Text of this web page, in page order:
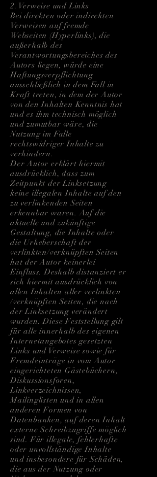
2. Verweise und Links
Bei direkten oder indirekten
Verweisen auf fremde
Webseiten (Hyperlinks), die
außerhalb des
Verantwortungsbereiches des
Autors liegen, würde eine
Haftungsverpflichtung
ausschließlich in dem Fall in
Kraft treten, in dem der Autor
von den Inhalten Kenntnis hat
und es ihm technisch möglich
und zumutbar wäre, die
Nutzung im Falle
rechtswidriger Inhalte zu
verhindern.
Der Autor erklärt hiermit
ausdrücklich, dass zum
Zeitpunkt der Linksetzung
keine illegalen Inhalte auf den
zu verlinkenden Seiten
erkennbar waren. Auf die
aktuelle und zukünftige
Gestaltung, die Inhalte oder
die Urheberschaft der
verlinkten/verknüpften Seiten
hat der Autor keinerlei
Einfluss. Deshalb distanziert er
sich hiermit ausdrücklich von
allen Inhalten aller verlinkten
/verknüpften Seiten, die nach
der Linksetzung verändert
wurden. Diese Feststellung gilt
für alle innerhalb des eigenen
Internetangebotes gesetzten
Links und Verweise sowie für
Fremdeinträge in vom Autor
eingerichteten Gästebüchern,
Diskussionsforen,
Linkverzeichnissen,
Mailinglisten und in allen
anderen Formen von
Datenbanken, auf deren Inhalt
externe Schreibzugriffe möglich
sind. Für illegale, fehlerhafte
oder unvollständige Inhalte
und insbesondere für Schäden,
die aus der Nutzung oder